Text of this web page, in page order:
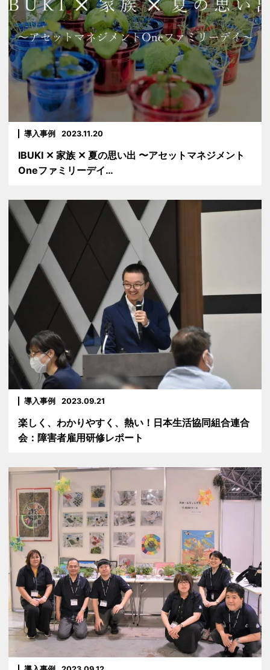
導入事例 2023.11.20
IBUKI ✕ 家族 ✕ 夏の思い出 〜アセットマネジメント
Oneファミリーデイ…
導入事例 2023.09.21
楽しく、わかりやすく、熱い！日本生活協同組合連合
会：障害者雇用研修レポート